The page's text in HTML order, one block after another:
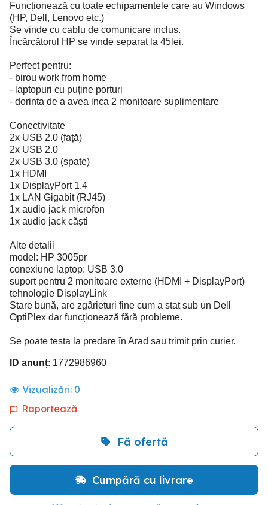
Funcționează cu toate echipamentele care au Windows
(HP, Dell, Lenovo etc.)
Se vinde cu cablu de comunicare inclus.
Încărcătorul HP se vinde separat la 45lei.
Perfect pentru:
- birou work from home
- laptopuri cu puține porturi
- dorinta de a avea inca 2 monitoare suplimentare
Conectivitate
2x USB 2.0 (față)
2x USB 2.0
2x USB 3.0 (spate)
1x HDMI
1x DisplayPort 1.4
1x LAN Gigabit (RJ45)
1x audio jack microfon
1x audio jack căști
Alte detalii
model: HP 3005pr
conexiune laptop: USB 3.0
suport pentru 2 monitoare externe (HDMI + DisplayPort)
tehnologie DisplayLink
Stare bună, are zgârieturi fine cum a stat sub un Dell
OptiPlex dar funcționează fără probleme.
Se poate testa la predare în Arad sau trimit prin curier.
ID anunț: 1772986960
Vizualizări: 0
Raportează
Fă ofertă
Cumpără cu livrare